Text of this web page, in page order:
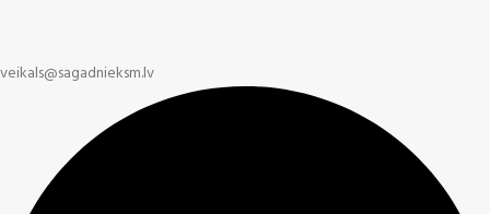
veikals@sagadnieksm.lv